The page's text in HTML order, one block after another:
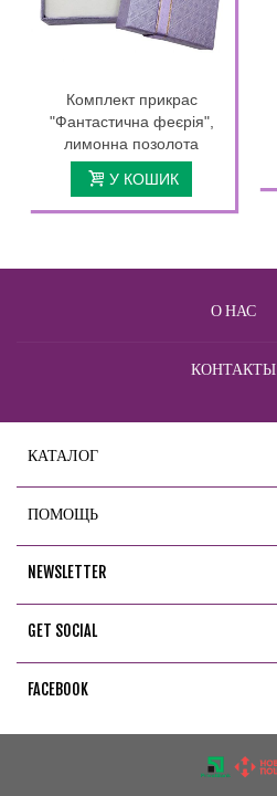
Комплект прикрас
"Фантастична феєрія",
лимонна позолота
У КОШИК
О НАС
КОНТАКТЫ
КАТАЛОГ
ПОМОЩЬ
NEWSLETTER
GET SOCIAL
FACEBOOK